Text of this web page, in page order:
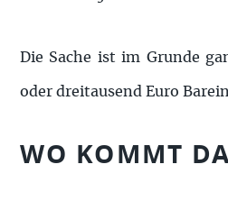
Die Sache ist im Grunde
oder dreitausend Euro
WO KOMMT